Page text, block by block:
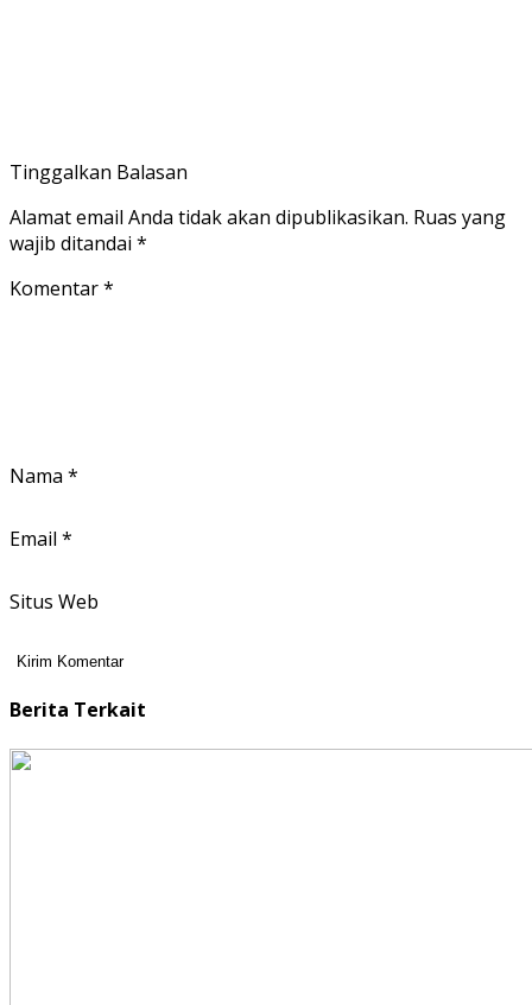
Tinggalkan Balasan
Alamat email Anda tidak akan dipublikasikan. Ruas yang
wajib ditandai *
Komentar*
Nama *
Email *
Situs Web
Berita Terkait